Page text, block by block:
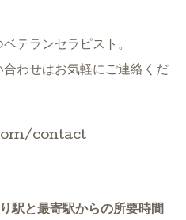
テランセラピスト。
わせはお気軽にご連絡くだ
contact
駅と最寄駅からの所要時間